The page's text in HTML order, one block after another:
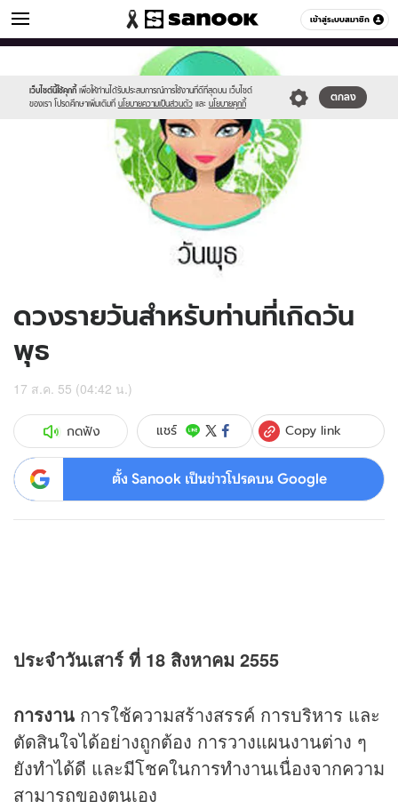
เข้าสู่ระบบสมาชิก
ดูดวง หมวดอื่นๆ
เว็บไซต์นี้ใช้คุกกี้ เพื่อให้ท่านได้รับประสบการณ์การใช้งานที่ดีที่สุดบน เว็บไซต์
ของเรา โปรดศึกษาเพิ่มเติมที่ นโยบายความเป็นส่วนตัว และ นโยบายคุกกี้
ตกลง
//s.isanook.com/sr/0/images/logo-
sanook.png
//s.isanook.com/ho/0/ud/6/33489/170-
ดวงรายวันสำหรับท่านที่เกิดวัน
พุธ
17 ส.ค. 55 (04:42 น.)
กดฟัง แชร์ Copy link
ตั้ง Sanook เป็นข่าวโปรดบน Google
ประจำวันเสาร์ ที่ 18 สิงหาคม 2555
การงาน การใช้ความสร้างสรรค์ การบริหาร และ
ตัดสินใจได้อย่างถูกต้อง การวางแผนงานต่าง ๆ
ยังทำได้ดี และมีโชคในการทำงานเนื่องจากความ
สามารถของตนเอง